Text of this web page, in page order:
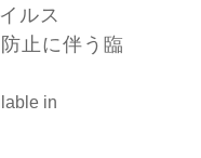
ルス
止に伴う臨
in